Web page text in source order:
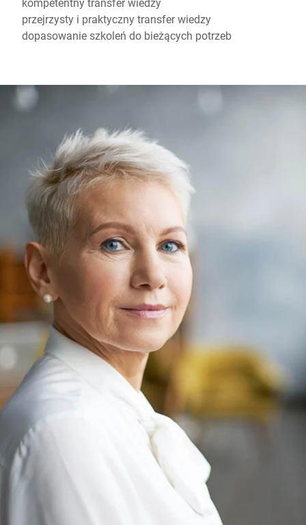
przejrzysty i praktyczny transfer wiedzy
dopasowanie szkoleń do bieżących potrzeb